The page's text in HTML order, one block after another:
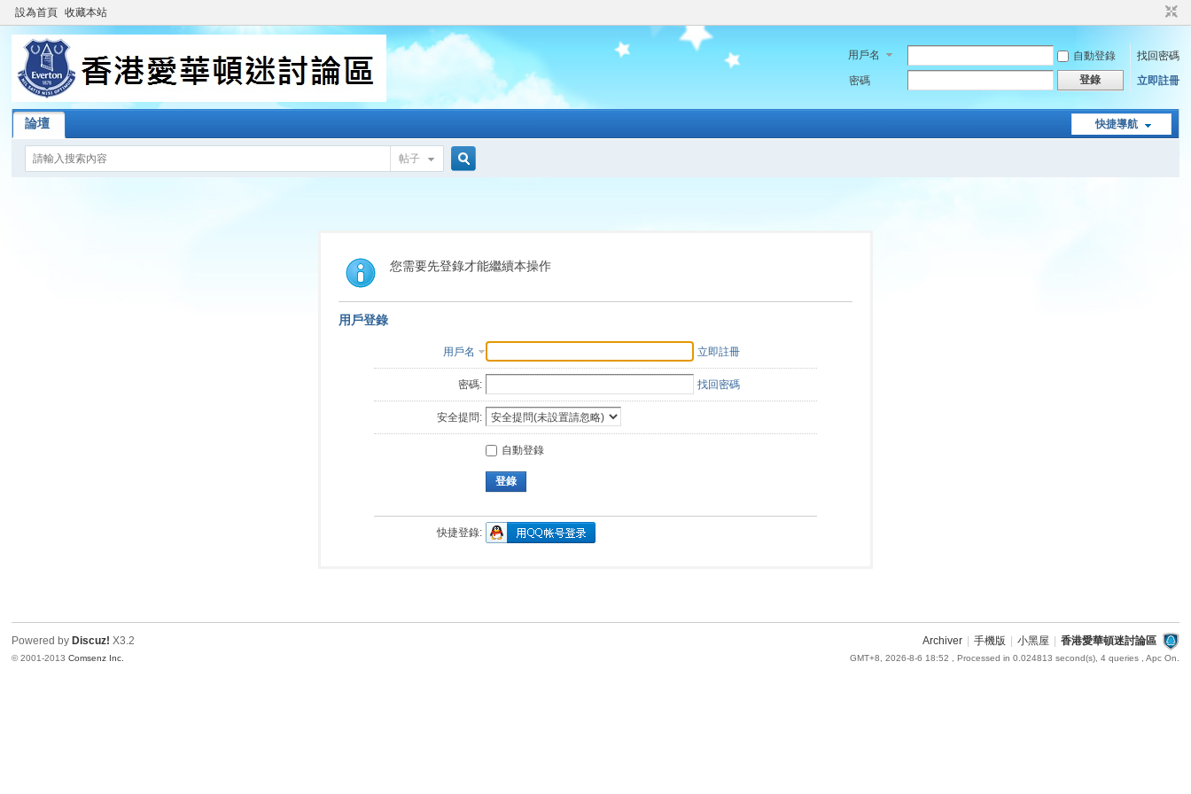
設為首頁 收藏本站
用戶名 自動登錄
找回密碼
密碼
登錄 立即註冊
快捷導航
論壇
帖子
索
您需要先登錄才能繼續本操作
用戶登錄
用戶名 立即註冊
密碼: 找回密碼
安全提問:
自動登錄
登錄
快捷登錄:
Archiver 手機版 小黑屋 香港愛華頓迷討論區
GMT+8, 2026-8-6 18:52 , Processed in 0.024813 second(s), 4 queries , Apc On.
Powered by Discuz! X3.2
© 2001-2013Comsenz Inc.